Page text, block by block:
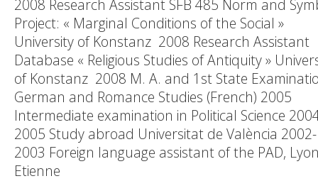
2008 Research Assistant SFB 485 Norm and
Project: « Marginal Conditions of the Social »
University of Konstanz 2008 Research Assistant
Database « Religious Studies of Antiquity »
of Konstanz 2008 M. A. and 1st State
German and Romance Studies (French) 2005
Intermediate examination in Political Science
2005 Study abroad Universitat de València 2002-
2003 Foreign language assistant of the PAD,
Etienne